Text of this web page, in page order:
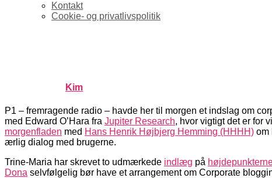
Kontakt
Cookie- og privatlivspolitik
Kim
P1 – fremragende radio – havde her til morgen et indslag om
med Edward O’Hara fra Jupiter Research, hvor vigtigt det er for
morgenfladen med Hans Henrik Højbjerg Hemming (HHHH) om
ærlig dialog med brugerne.
Trine-Maria har skrevet to udmærkede indlæg på
Dona selvfølgelig bør have et arrangement om Corporate